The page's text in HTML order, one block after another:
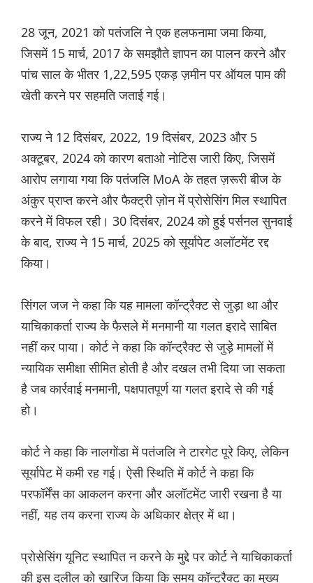
28 जून, 2021 को पतंजलि ने एक हलफनामा जमा किया,
जिसमें 15 मार्च, 2017 के समझौते ज्ञापन का पालन करने और
पांच साल के भीतर 1,22,595 एकड़ ज़मीन पर ऑयल पाम की
खेती करने पर सहमति जताई गई।
राज्य ने 12 दिसंबर, 2022, 19 दिसंबर, 2023 और 5
अक्टूबर, 2024 को कारण बताओ नोटिस जारी किए, जिसमें
आरोप लगाया गया कि पतंजलि MoA के तहत ज़रूरी बीज के
अंकुर प्राप्त करने और फैक्ट्री ज़ोन में प्रोसेसिंग मिल स्थापित
करने में विफल रही। 30 दिसंबर, 2024 को हुई पर्सनल सुनवाई
के बाद, राज्य ने 15 मार्च, 2025 को सूर्यापेट अलॉटमेंट रद्द
किया।
सिंगल जज ने कहा कि यह मामला कॉन्ट्रैक्ट से जुड़ा था और
याचिकाकर्ता राज्य के फैसले में मनमानी या गलत इरादे साबित
नहीं कर पाया। कोर्ट ने कहा कि कॉन्ट्रैक्ट से जुड़े मामलों में
न्यायिक समीक्षा सीमित होती है और दखल तभी दिया जा सकता
है जब कार्रवाई मनमानी, पक्षपातपूर्ण या गलत इरादे से की गई
हो।
कोर्ट ने कहा कि नालगोंडा में पतंजलि ने टारगेट पूरे किए, लेकिन
सूर्यापेट में कमी रह गई। ऐसी स्थिति में कोर्ट ने कहा कि
परफॉर्मेंस का आकलन करना और अलॉटमेंट जारी रखना है या
नहीं, यह तय करना राज्य के अधिकार क्षेत्र में था।
प्रोसेसिंग यूनिट स्थापित न करने के मुद्दे पर कोर्ट ने याचिकाकर्ता
की इस दलील को खारिज किया कि समय कॉन्ट्रैक्ट का मुख्य